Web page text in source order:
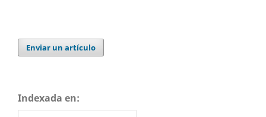
Enviar un artículo
Indexada en: